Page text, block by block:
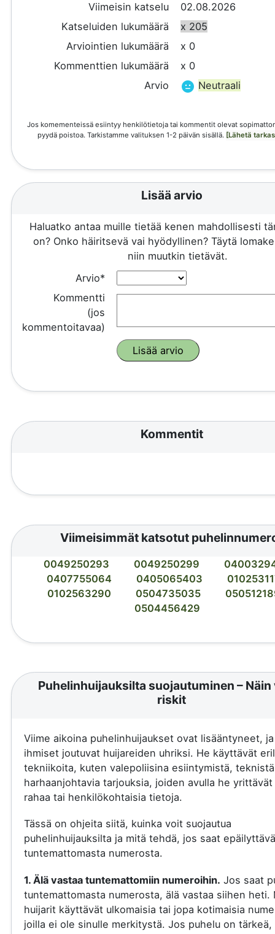
Viimeisin katselu
02.08.2026
Katseluiden lukumäärä
x 205
Arviointien lukumäärä
x 0
Kommenttien lukumäärä
x 0
Arvio
Neutraali
Jos komementeissä esiintyy henkilötietoja tai kommentit olevat
pyydä poistoa. Tarkistamme valituksen 1-2 päivän sisällä. [Lähetä
Lisää arvio
Haluatko antaa muille tietää kenen mahdollisesti
on? Onko häiritsevä vai hyödyllinen? Täytä
niin muutkin tietävät.
Arvio*
Kommentti
(jos
kommentoitavaa)
Kommentit
Viimeisimmät katsotut
0049250293 0049250299
0407755064
0405065403
0102563290
0504735035
0504456429
Puhelinhuijauksilta suojautuminen – Näin
riskit
Viime aikoina puhelinhuijaukset ovat lisääntyneet,
ihmiset joutuvat huijareiden uhriksi. He käyttävät
tekniikoita, kuten valepoliisina esiintymistä,
harhaanjohtavia tarjouksia, joiden avulla he yrittävät
rahaa tai henkilökohtaisia tietoja.
Tässä on ohjeita siitä, kuinka voit suojautua
puhelinhuijauksilta ja mitä tehdä, jos saat
tuntemattomasta numerosta.
1. Älä vastaa tuntemattomiin numeroihin. Jos saat
tuntemattomasta numerosta, älä vastaa siihen heti.
huijarit käyttävät ulkomaisia tai jopa kotimaisia
joilla ei ole sinulle merkitystä. Jos puhelu on